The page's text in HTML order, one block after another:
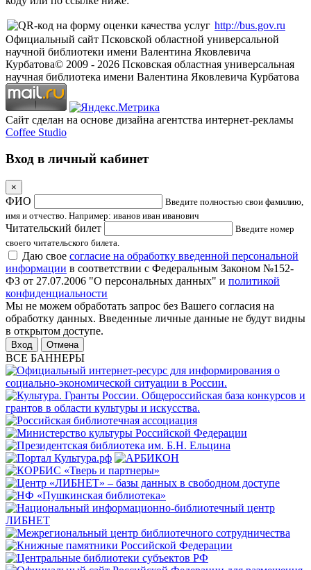
http://bus.gov.ru
Официальный сайт Псковской областной универсальной
научной библиотеки имени Валентина Яковлевича
Курбатова© 2009 - 2026 Псковская областная универсальная
научная библиотека имени Валентина Яковлевича Курбатова
Сайт сделан на основе дизайна агентства интернет-рекламы
Coffee Studio
Вход в личный кабинет
×
ФИО
Введите полностью свои фамилию,
имя и отчество. Например: иванов иван иванович
Читательский билет
Введите номер
своего читательского билета.
Даю свое согласие на обработку введенной персональной
информации в соответствии с Федеральным Законом №152-
ФЗ от 27.07.2006 "О персональных данных" и политикой
конфиденциальности
Мы не можем обработать запрос без Вашего согласия на
обработку данных. Введенные личные данные не будут видны
в открытом доступе.
Отмена
ВСЕ БАННЕРЫ